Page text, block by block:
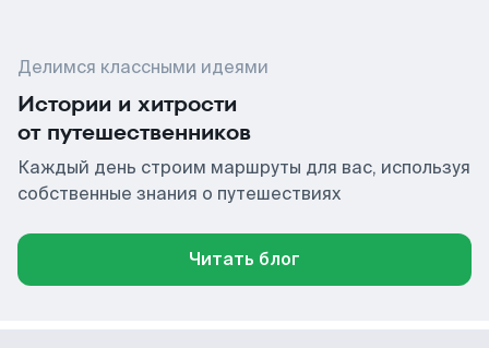
Делимся классными идеями
Истории и хитрости
от путешественников
Каждый день строим маршруты для вас, используя
собственные знания о путешествиях
Читать блог